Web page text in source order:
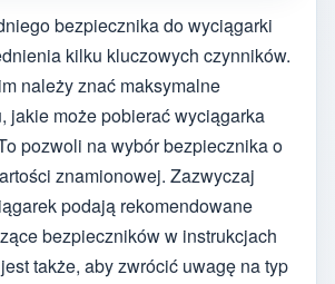
bezpiecznika do wyciągarki
kilku kluczowych czynników.
należy znać maksymalne
jakie może pobierać wyciągarka
pozwoli na wybór bezpiecznika o
znamionowej. Zazwyczaj
podają rekomendowane
bezpieczników w instrukcjach
także, aby zwrócić uwagę na typ